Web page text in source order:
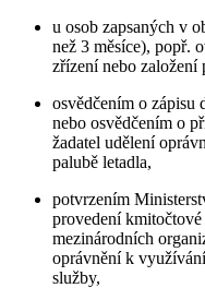
u osob zapsaných v
než 3 měsíce), popř.
zřízení nebo založení
osvědčením o zápisu
nebo osvědčením o
žadatel udělení
palubě letadla,
potvrzením
provedení
mezinárodních
oprávnění k
služby,